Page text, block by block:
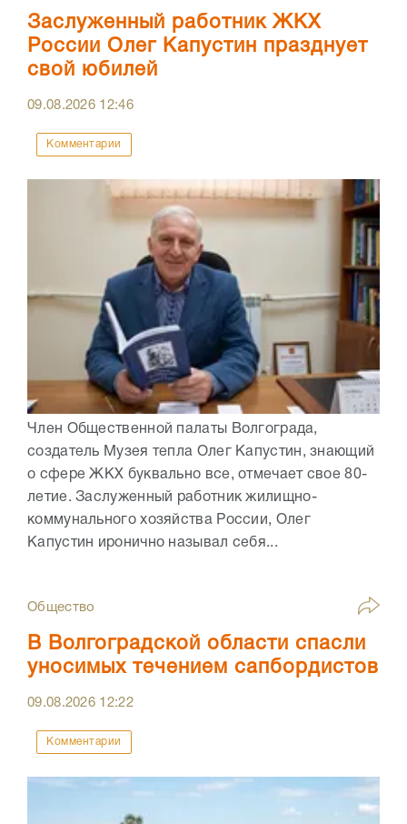
Заслуженный работник ЖКХ
России Олег Капустин празднует
свой юбилей
09.08.2026 12:46
Комментарии
Член Общественной палаты Волгограда,
создатель Музея тепла Олег Капустин, знающий
о сфере ЖКХ буквально все, отмечает свое 80-
летие. Заслуженный работник жилищно-
коммунального хозяйства России, Олег
Капустин иронично называл себя...
Общество
В Волгоградской области спасли
уносимых течением сапбордистов
09.08.2026 12:22
Комментарии